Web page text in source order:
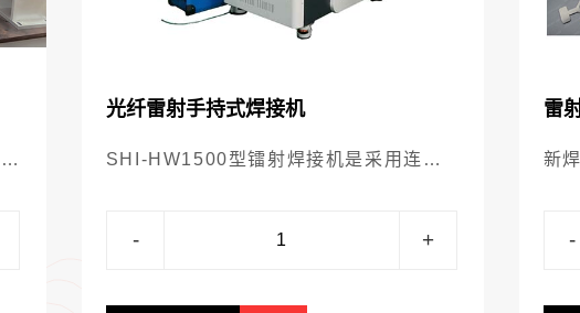
光纤雷射手持式焊接机
SHI-HW1500型镭射焊接机是采用连续
性化和工作的实效性有了很多新的创意，
用于非标生产，手持焊接头采用水冷设
- +
雷
新
度
客
-